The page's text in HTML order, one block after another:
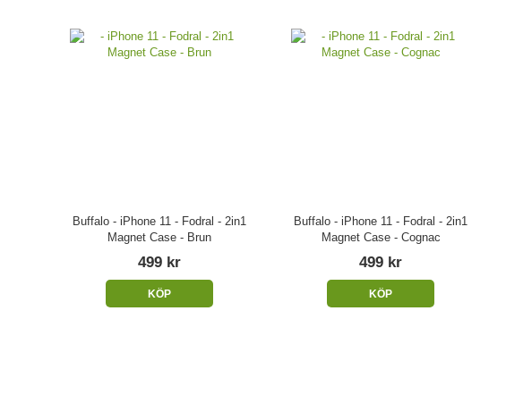
Buffalo - iPhone 11 - Fodral - 2in1
Magnet Case - Brun
499 kr
KÖP
Buffalo - iPhone 11 - Fodral - 2in1
Magnet Case - Cognac
499 kr
KÖP